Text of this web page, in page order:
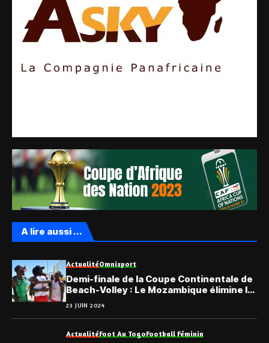
A lire aussi ...
ActualitéOmnisport
Demi-finale de la Coupe Continentale de
Beach-Volley : Le Mozambique élimine le
23 JUIN 2024
ActualitéFoot Au TogoFootball Féminin